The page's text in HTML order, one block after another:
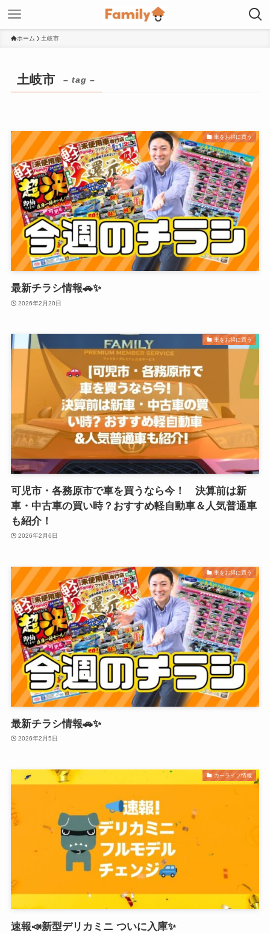
ホーム 土岐市
土岐市 – tag –
車をお得に買う
最新チラシ情報🚗✨
2026年2月20日
車をお得に買う
可児市・各務原市で車を買うなら今！ 決算前は新
車・中古車の買い時？おすすめ軽自動車＆人気普通車
も紹介！
2026年2月6日
車をお得に買う
最新チラシ情報🚗✨
2026年2月5日
カーライフ情報
速報📣新型デリカミニ ついに入庫✨